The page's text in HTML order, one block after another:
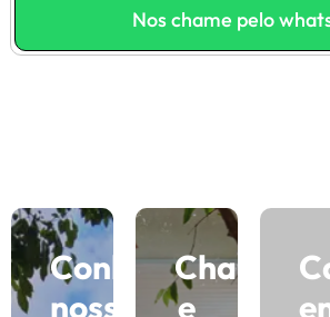
Nos chame pelo
Conheça
nosso
Charme
e